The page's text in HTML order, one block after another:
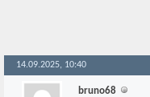
14.09.2025, 10:40
bruno68